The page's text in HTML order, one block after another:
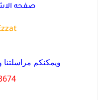
صفحه
ويمكنكم